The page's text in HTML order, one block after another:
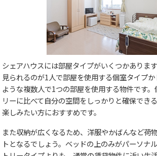
シェアハウスには部屋タイプがいくつかありま
見られるのが1人で部屋を使用する個室タイプ
ような複数人で1つの部屋を使用する物件です
リーに比べて自分の空間をしっかりと確保でき
楽しみたい方におすすめです。
また収納が広くなるため、洋服やかばんなど荷
トとなるでしょう。ベッドの上のみがパーソナ